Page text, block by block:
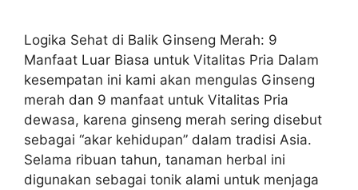
Logika Sehat di Balik Ginseng Merah: 9
Manfaat Luar Biasa untuk Vitalitas Pria Dalam
kesempatan ini kami akan mengulas Ginseng
merah dan 9 manfaat untuk Vitalitas Pria
dewasa, karena ginseng merah sering disebut
sebagai “akar kehidupan” dalam tradisi Asia.
Selama ribuan tahun, tanaman herbal ini
digunakan sebagai tonik alami untuk menjaga